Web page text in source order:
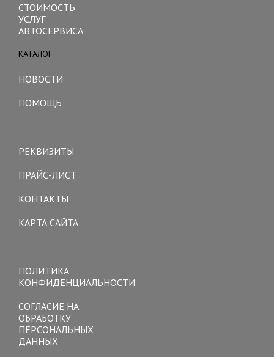
СТОИМОСТЬ
УСЛУГ
АВТОСЕРВИСА
КАТАЛОГ
НОВОСТИ
ПОМОЩЬ
РЕКВИЗИТЫ
ПРАЙС-ЛИСТ
КОНТАКТЫ
КАРТА САЙТА
ПОЛИТИКА
КОНФИДЕНЦИАЛЬНОСТИ
СОГЛАСИЕ НА
ОБРАБОТКУ
ПЕРСОНАЛЬНЫХ
ДАННЫХ